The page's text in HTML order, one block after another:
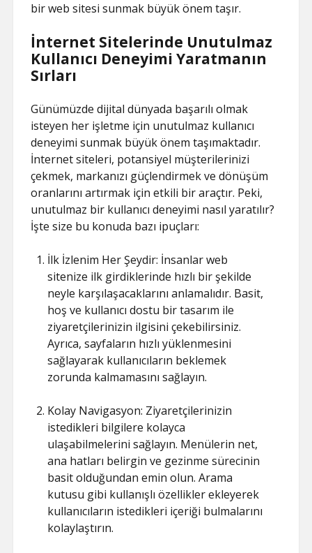
bir web sitesi sunmak büyük önem taşır.
İnternet Sitelerinde Unutulmaz
Kullanıcı Deneyimi Yaratmanın
Sırları
Günümüzde dijital dünyada başarılı olmak
isteyen her işletme için unutulmaz kullanıcı
deneyimi sunmak büyük önem taşımaktadır.
İnternet siteleri, potansiyel müşterilerinizi
çekmek, markanızı güçlendirmek ve dönüşüm
oranlarını artırmak için etkili bir araçtır. Peki,
unutulmaz bir kullanıcı deneyimi nasıl yaratılır?
İşte size bu konuda bazı ipuçları:
İlk İzlenim Her Şeydir: İnsanlar web
sitenize ilk girdiklerinde hızlı bir şekilde
neyle karşılaşacaklarını anlamalıdır. Basit,
hoş ve kullanıcı dostu bir tasarım ile
ziyaretçilerinizin ilgisini çekebilirsiniz.
Ayrıca, sayfaların hızlı yüklenmesini
sağlayarak kullanıcıların beklemek
zorunda kalmamasını sağlayın.
Kolay Navigasyon: Ziyaretçilerinizin
istedikleri bilgilere kolayca
ulaşabilmelerini sağlayın. Menülerin net,
ana hatları belirgin ve gezinme sürecinin
basit olduğundan emin olun. Arama
kutusu gibi kullanışlı özellikler ekleyerek
kullanıcıların istedikleri içeriği bulmalarını
kolaylaştırın.